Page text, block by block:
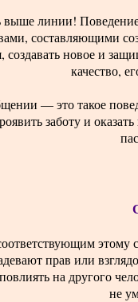
линии! Поведение,
составляющими
создавать новое и
качество,
— это такое
заботу и
прав или
на другого
не